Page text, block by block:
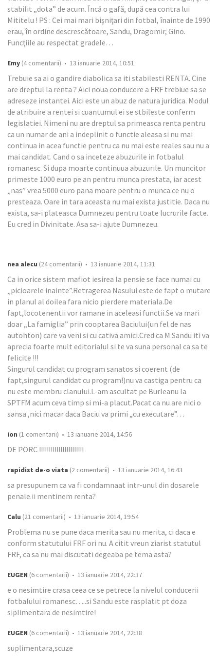
stabilit „dota” de acum. Încă o gafă, după cea contra lui
Mititelu ! PS : Cei mai mari bişniţari din fotbal, înainte de 1990
erau, în ordine descrescătoare, Sandu, Dragomir, Gino.
Funcţiile au respectat gradele…
Emy (4 comentarii) • 13 ianuarie 2014, 10:51
Trebuie sa ai o gandire diabolica sa iti stabilesti RENTA. Cine
are dreptul la renta ? Aici noua conducere a FRF trebiue sa se
adreseze instantei. Aici este un abuz de natura juridica. Modul
de atribuire a rentei si cuantumul ei se stbileste conferm
legislatiei. Nimeni nu are dreptul sa primeasca renta pentru
ca un numar de ani a indeplinit o functie aleasa si nu mai
continua in acea functie pentru ca nu mai este reales sau nu a
mai candidat. Cand o sa inceteze abuzurile in fotbalul
romanesc. Si dupa moarte continuua abuzurile. Un muncitor
primeste 1000 euro pe an pentru munca prestata, iar acest
„nas” vrea 5000 euro pana moare pentru o munca ce nu o
presteaza. Oare in tara aceasta nu mai exista justitie. Daca nu
exista, sa-i plateasca Dumnezeu pentru toate lucrurile facte.
Eu cred in Divinitate. Asa sa-i ajute Dumnezeu.
nea alecu (24 comentarii) • 13 ianuarie 2014, 11:31
Ca in orice sistem mafiot iesirea la pensie se face numai cu
„picioarele inainte”.Retragerea Nasului este de fapt o mutare
in planul al doilea fara nicio pierdere materiala.De
fapt,locotenentii vor ramane in aceleasi functii.Se va mari
doar „La famiglia” prin cooptarea Baciului(un fel de nas
autohton) care va veni si cu cativa amici.Cred ca M.Sandu iti va
aprecia foarte mult editorialul si te va suna personal ca sa te
felicite !!!
Singurul candidat cu program sanatos si coerent (de
fapt,singurul candidat cu program!)nu va castiga pentru ca
nu este membru clanului.L-am ascultat pe Burleanu la
SPTFM acum ceva timp si mi-a placut.Pacat ca nu are nici o
sansa ,nici macar daca Baciu va primi „cu executare”…
ion (1 comentarii) • 13 ianuarie 2014, 14:56
DE PORC !!!!!!!!!!!!!!!!!!!!!!!
rapidist de-o viata (2 comentarii) • 13 ianuarie 2014, 16:43
sa presupunem ca va fi condamnaat intr-unul din dosarele
penale.ii mentinem renta?
Calu (21 comentarii) • 13 ianuarie 2014, 19:54
Problema nu se pune daca merita sau nu merita, ci daca e
conform statutului FRF ori nu. A citit vreun ziarist statutul
FRF, ca sa nu mai discutati degeaba pe tema asta?
EUGEN (6 comentarii) • 13 ianuarie 2014, 22:37
e o nesimtire crasa ceea ce se petrece la nivelul conducerii
fotbalului romanesc…..si Sandu este rasplatit pt doza
siplimentara de nesimtire!
EUGEN (6 comentarii) • 13 ianuarie 2014, 22:38
suplimentara,scuze